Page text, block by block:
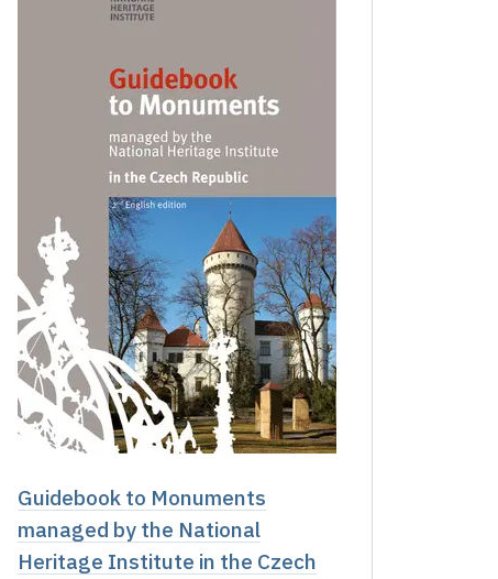
Guidebook to Monuments
managed by the National
Heritage Institute in the Czech